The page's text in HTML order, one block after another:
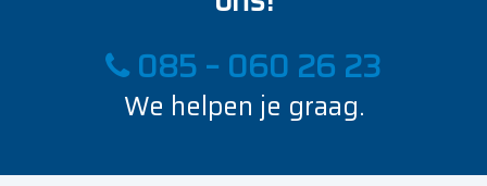
085 – 060 26 23
We helpen je graag.